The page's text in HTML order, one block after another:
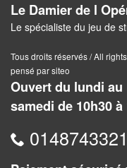
Escape
Game
/
Enquête
évolutifs
Le Damier de l
Le spécialiste du jeu de
Tous droits réservés / All
pensé par siteo
Ouvert du lundi au
samedi de 10h30 à
0148743321